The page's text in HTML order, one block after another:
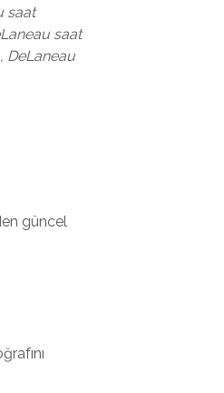
saat
saat
DeLaneau
güncel